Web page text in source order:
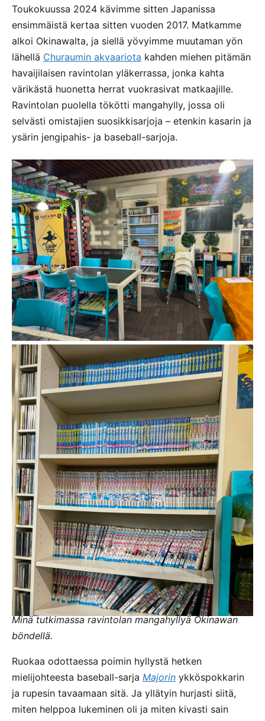
Toukokuussa 2024 kävimme sitten Japanissa
ensimmäistä kertaa sitten vuoden 2017. Matkamme
alkoi Okinawalta, ja siellä yövyimme muutaman yön
lähellä Churaumin akvaariota kahden miehen pitämän
havaijilaisen ravintolan yläkerrassa, jonka kahta
värikästä huonetta herrat vuokrasivat matkaajille.
Ravintolan puolella tökötti mangahylly, jossa oli
selvästi omistajien suosikkisarjoja – etenkin kasarin ja
ysärin jengipahis- ja baseball-sarjoja.
Minä tutkimassa ravintolan mangahyllyä Okinawan
böndellä.
Ruokaa odottaessa poimin hyllystä hetken
mielijohteesta baseball-sarja Majorin ykköspokkarin
ja rupesin tavaamaan sitä. Ja yllätyin hurjasti siitä,
miten helppoa lukeminen oli ja miten kivasti sain